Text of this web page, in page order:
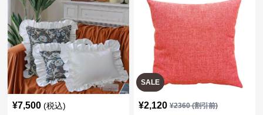
¥7,500 (税込)
SALE
¥2,120 ¥2360(割引前)